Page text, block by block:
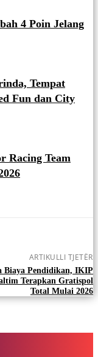
4 Poin Jelang
Tempat
Fun dan City
Racing Team
ARTIKULLI TJETËR
Biaya Pendidikan, IKIP
Terapkan Gratispol
Total Mulai 2026